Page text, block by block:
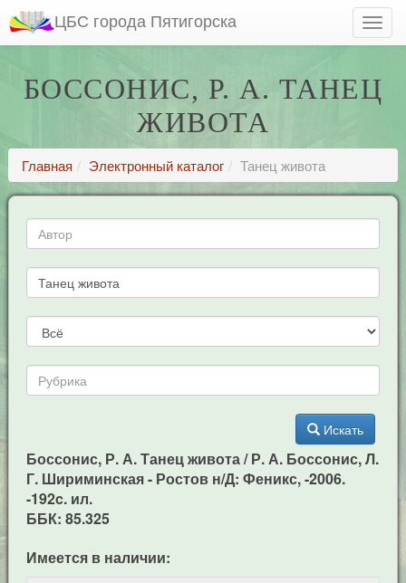
ЦБС города Пятигорска
БОССОНИС, Р. А. ТАНЕЦ
ЖИВОТА
Главная Электронный каталог Танец живота
Искать
Боссонис, Р. А. Танец живота / Р. А. Боссонис, Л.
Г. Шириминская - Ростов н/Д: Феникс, -2006.
-192c. ил.
ББК: 85.325
Имеется в наличии: